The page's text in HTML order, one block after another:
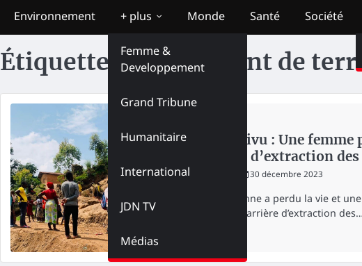
Environnement + plus
Femme &
Developpement
Grand Tribune
Humanitaire
International
JDN TV
Médias
Monde Santé Société
Étiquette :Éboulement de
Nord-Kivu : Une femme
carrière d’extraction
30 décembre 2023
Une personne a perdu la vie et
dans une carrière d’extraction